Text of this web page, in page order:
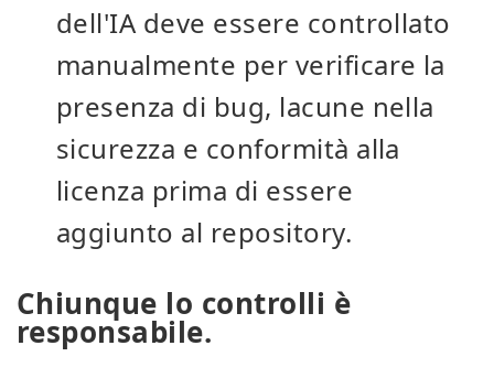
dell'IA deve essere controllato
manualmente per verificare la
presenza di bug, lacune nella
sicurezza e conformità alla
licenza prima di essere
aggiunto al repository.
Chiunque lo controlli è
responsabile.